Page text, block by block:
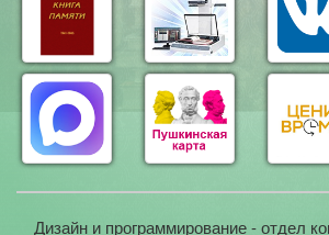
Дизайн и программирование - отдел